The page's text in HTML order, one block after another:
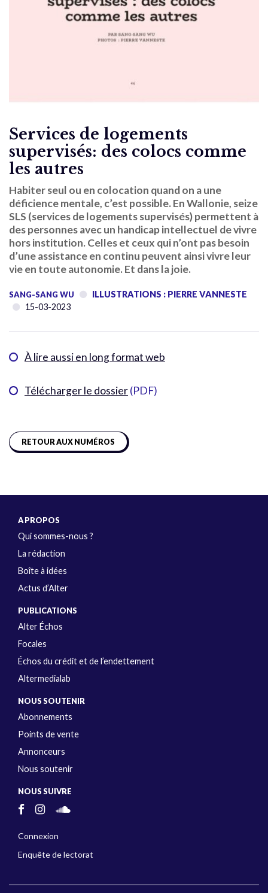
Services de logements
supervisés: des colocs comme
les autres
Habiter seul ou en colocation quand on a une
déficience mentale, c’est possible. En Wallonie, seize
SLS (services de logements supervisés) permettent à
des personnes avec un handicap intellectuel de vivre
hors institution. Celles et ceux qui n’ont pas besoin
d’une assistance en continu peuvent ainsi vivre leur
vie en toute autonomie. Et dans la joie.
SANG-SANG WU
ILLUSTRATIONS : PIERRE VANNESTE
15-03-2023
À lire aussi en long format web
Télécharger le dossier(PDF)
RETOUR AUX NUMÉROS
A PROPOS
Qui sommes-nous ?
La rédaction
Boîte à idées
Actus d’Alter
PUBLICATIONS
Alter Échos
Focales
Échos du crédit et de l’endettement
Altermedialab
NOUS SOUTENIR
Abonnements
Points de vente
Annonceurs
Nous soutenir
NOUS SUIVRE
Connexion
Enquête de lectorat